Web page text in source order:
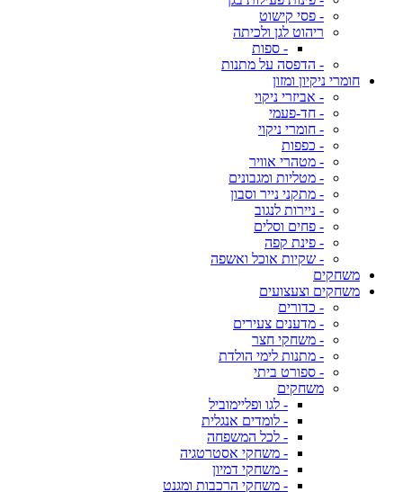
- פסי קישוט
ריהוט לגן ולכיתה
- ספות
- הדפסה על מתנות
חומרי ניקיון ומזון
- אביזרי ניקוי
- חד-פעמי
- חומרי ניקוי
- כפפות
- מטהרי אוויר
- מטליות ומגבונים
- מתקני נייר וסבון
- ניירות לנגוב
- פחים וסלים
- פינת קפה
- שקיות אוכל ואשפה
משחקים
משחקים וצעצועים
- כדורים
- מדענים צעירים
- משחקי חצר
- מתנות לימי הולדת
- ספורט ביתי
משחקים
- לגו ופליימוביל
- לומדים אנגלית
- לכל המשפחה
- משחקי אסטרטגיה
- משחקי דמיון
- משחקי הרכבות ומגנט